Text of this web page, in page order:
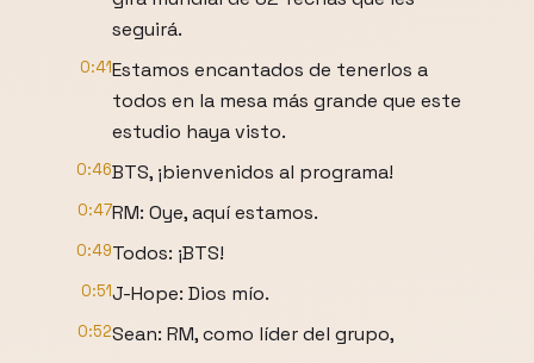
seguirá.
0:41Estamos encantados de tenerlos a
todos en la mesa más grande que este
estudio haya visto.
0:46BTS, ¡bienvenidos al programa!
0:47RM: Oye, aquí estamos.
0:49Todos: ¡BTS!
0:51J-Hope: Dios mío.
0:52Sean: RM, como líder del grupo,